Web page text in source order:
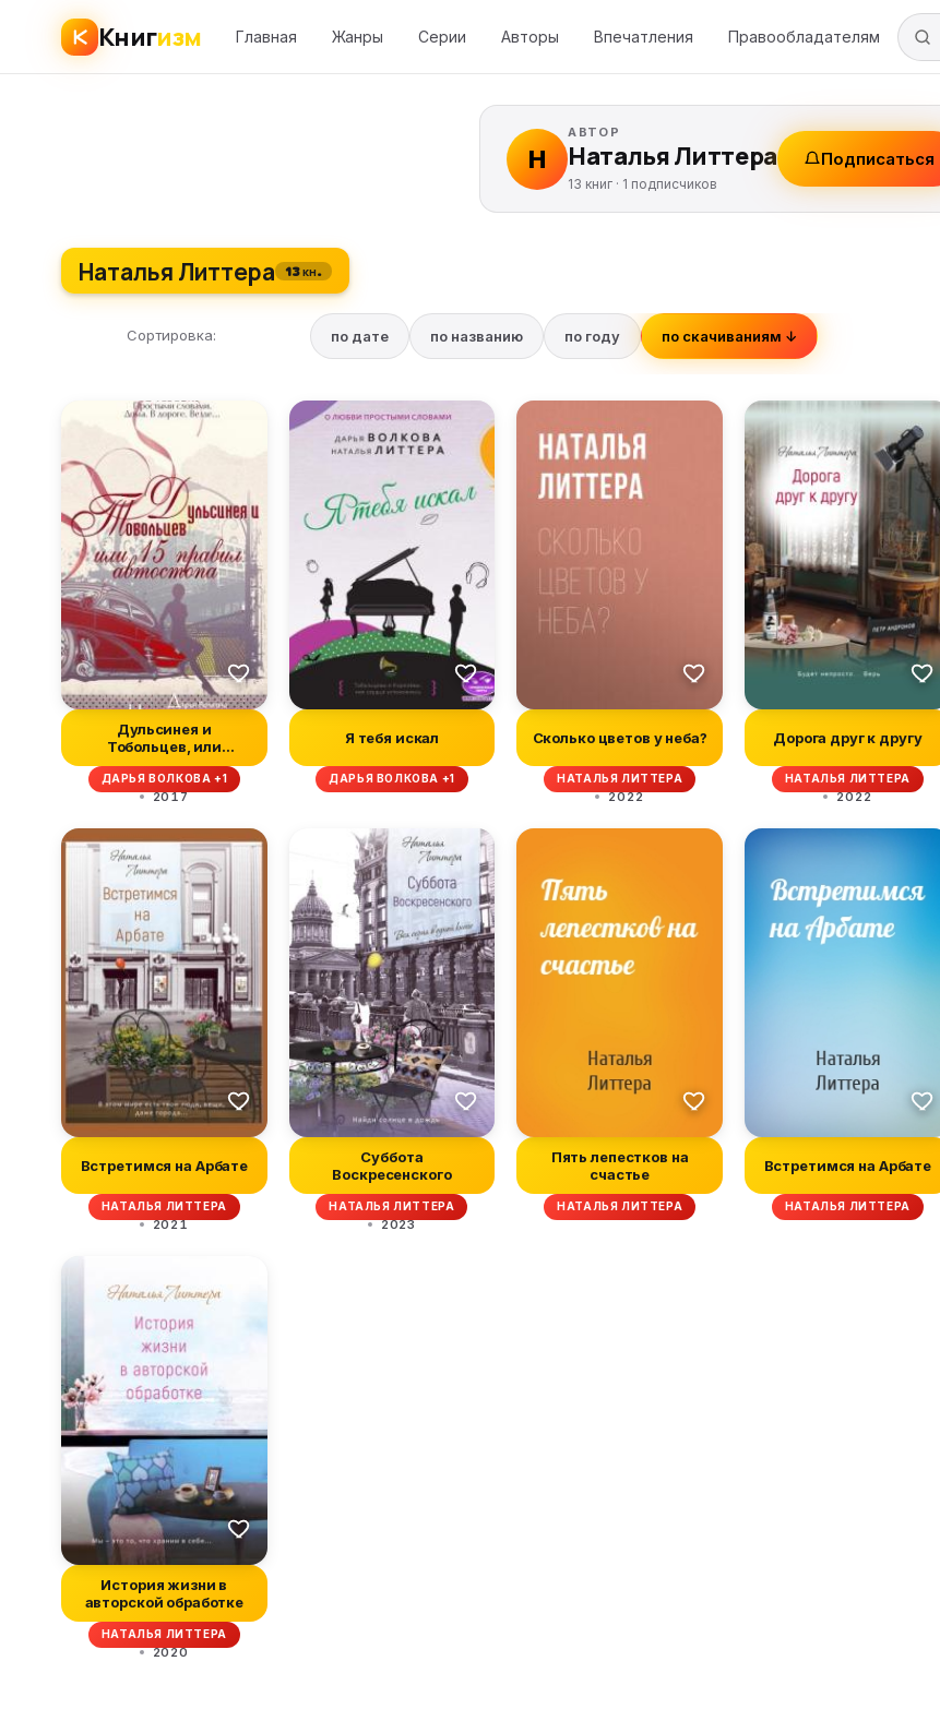
Книгизм Главная Жанры Серии Авторы Впечатления Правообладателям
Н
АВТОР
Наталья Литтера
13 книг · 1 подписчиков
Подписаться
Наталья Литтера 13 кн.
Сортировка: по дате по названию по году по скачиваниям ↓
Дульсинея и
Тобольцев, или
Пятнадцать правил
автос...
ДАРЬЯ ВОЛКОВА +1
2017
Я тебя искал
ДАРЬЯ ВОЛКОВА +1
Сколько цветов у неба?
НАТАЛЬЯ ЛИТТЕРА
2022
Дорога друг к другу
НАТАЛЬЯ ЛИТТЕРА
2022
Встретимся на Арбате
НАТАЛЬЯ ЛИТТЕРА
2021
Суббота
Воскресенского
НАТАЛЬЯ ЛИТТЕРА
2023
Пять лепестков на
счастье
НАТАЛЬЯ ЛИТТЕРА
Встретимся на Арбате
НАТАЛЬЯ ЛИТТЕРА
История жизни в
авторской обработке
НАТАЛЬЯ ЛИТТЕРА
2020